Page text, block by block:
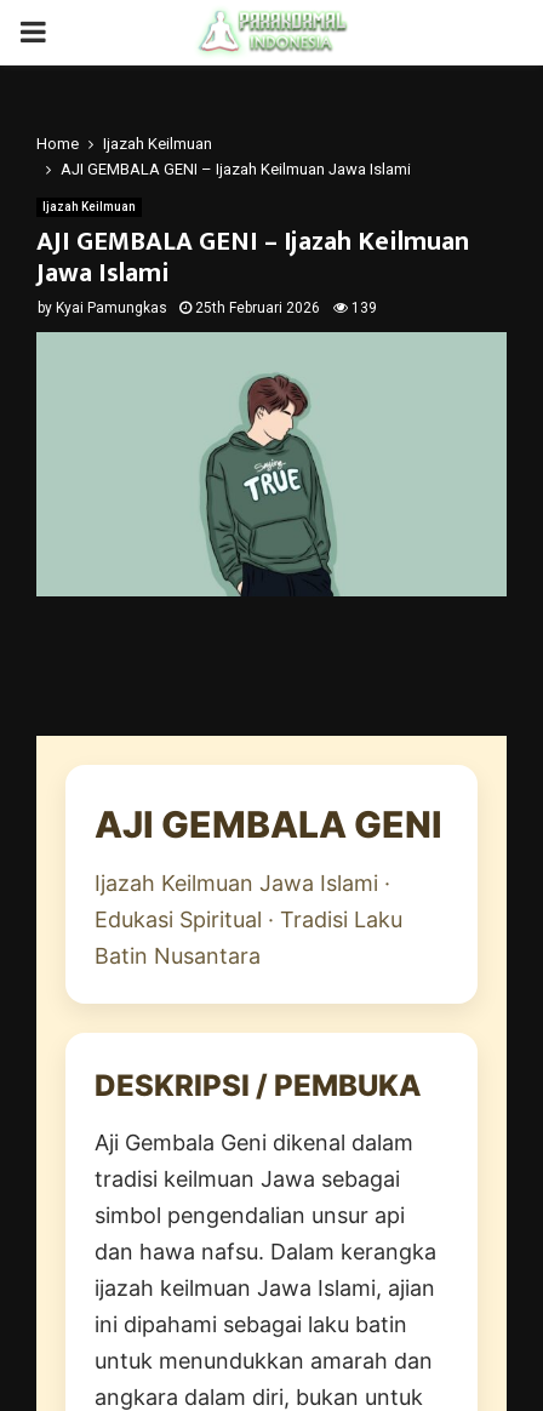
PRIMARY
Home
Ijazah Keilmuan
AJI GEMBALA GENI – Ijazah Keilmuan Jawa Islami
Ijazah Keilmuan
AJI GEMBALA GENI – Ijazah Keilmuan
Jawa Islami
by Kyai Pamungkas 25th Februari 2026 139
AJI GEMBALA GENI
Ijazah Keilmuan Jawa Islami ·
Edukasi Spiritual · Tradisi Laku
Batin Nusantara
DESKRIPSI / PEMBUKA
Aji Gembala Geni dikenal dalam
tradisi keilmuan Jawa sebagai
simbol pengendalian unsur api
dan hawa nafsu. Dalam kerangka
ijazah keilmuan Jawa Islami, ajian
ini dipahami sebagai laku batin
untuk menundukkan amarah dan
angkara dalam diri, bukan untuk